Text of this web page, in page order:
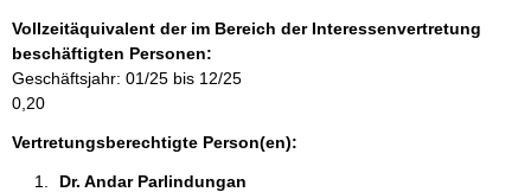
t
i
o
n
e
Vollzeitäquivalent der im Bereich der Interessenvertretung
beschäftigten Personen:
Geschäftsjahr: 01/25 bis 12/25
0,20
Vertretungsberechtigte Person(en):
Dr. Andar Parlindungan